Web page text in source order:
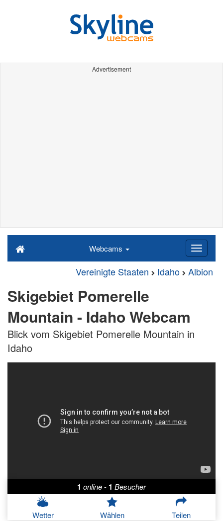
Advertisement
Webcams
Vereinigte Staaten Idaho Albion
Skigebiet Pomerelle
Mountain - Idaho Webcam
Blick vom Skigebiet Pomerelle Mountain in
Idaho
1 online- 1 Besucher
Wetter Wählen Teilen